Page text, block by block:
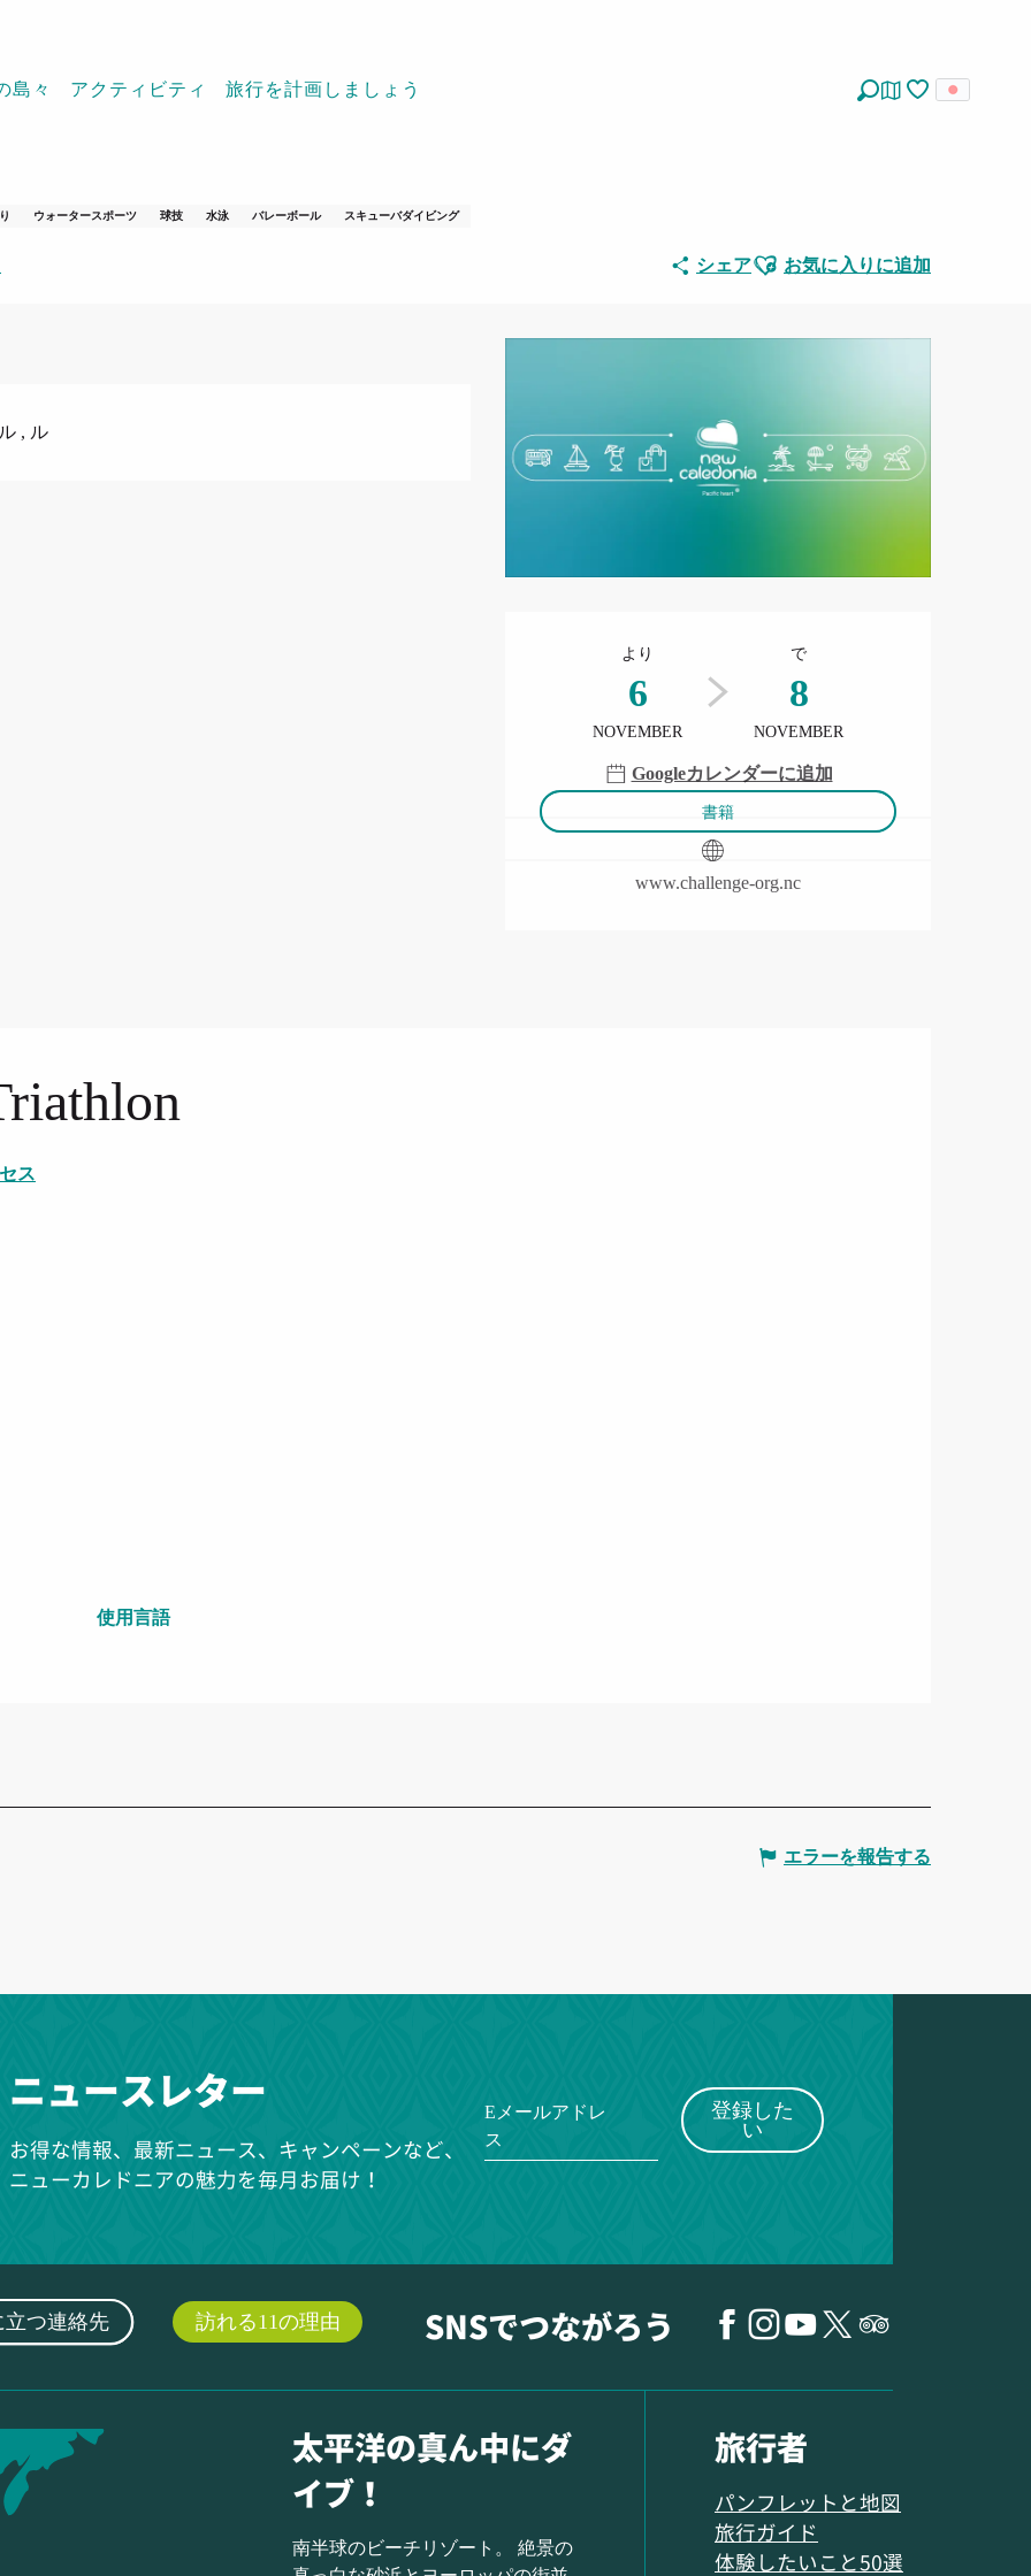
島々 アクティビティ 旅行を計画しましょう
ウォータースポーツ 球技 水泳 バレーボール スキューバダイビング
シェアAjouter aux favoris
お気に入りに追加
営業時間と連絡先
より
6
NOVEMBER
で
8
NOVEMBER
Googleカレンダーに追加
書籍
www.challenge-org.nc
, ル
ス
使用言語
使用言語
エラーを報告する
ニュースレター
お得な情報、最新ニュース、キャンペーンなど、
ニューカレドニアの魅力を毎月お届け！
Eメールアドレ
ス
登録した
い
立つ連絡先 訪れる11の理由 SNSでつながろう
太平洋の真ん中にダ
イブ！
南半球のビーチリゾート。 絶景の
旅行者
パンフレットと地図
旅行ガイド
体験したいこと50選